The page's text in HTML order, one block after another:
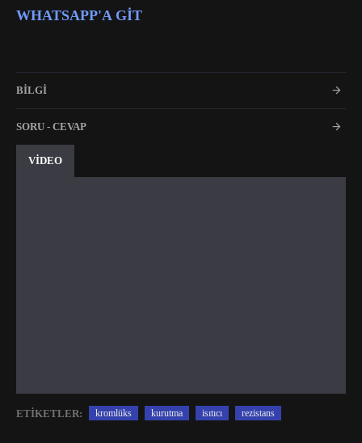
WHATSAPP'A GIT
BİLGİ
SORU - CEVAP
VİDEO
ETIKETLER: kromlüks kurutma isıtıcı rezistans